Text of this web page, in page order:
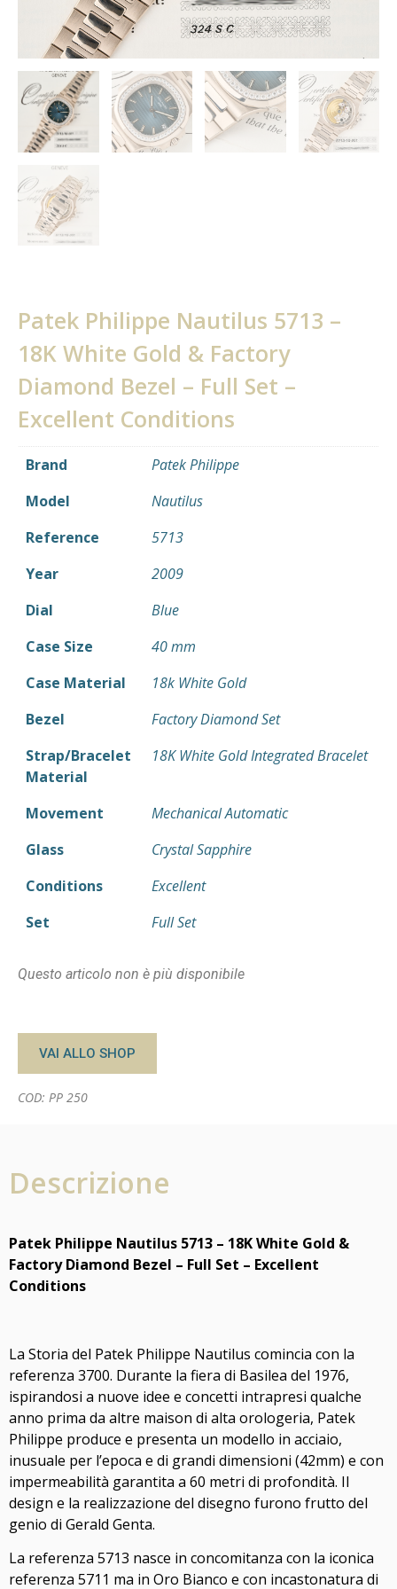
Patek Philippe Nautilus 5713 –
18K White Gold & Factory
Diamond Bezel – Full Set –
Excellent Conditions
Brand
Patek Philippe
Model
Nautilus
Reference
5713
Year
2009
Dial
Blue
Case Size
40 mm
Case Material
18k White Gold
Bezel
Factory Diamond Set
Strap/Bracelet
Material
18K White Gold Integrated Bracelet
Movement
Mechanical Automatic
Glass
Crystal Sapphire
Conditions
Excellent
Set
Full Set
Questo articolo non è più disponibile
VAI ALLO SHOP
COD: PP 250
Descrizione
Patek Philippe Nautilus 5713 – 18K White Gold &
Factory Diamond Bezel – Full Set – Excellent
Conditions
La Storia del Patek Philippe Nautilus comincia con la
referenza 3700. Durante la fiera di Basilea del 1976,
ispirandosi a nuove idee e concetti intrapresi qualche
anno prima da altre maison di alta orologeria, Patek
Philippe produce e presenta un modello in acciaio,
inusuale per l’epoca e di grandi dimensioni (42mm) e con
impermeabilità garantita a 60 metri di profondità. Il
design e la realizzazione del disegno furono frutto del
genio di Gerald Genta.
La referenza 5713 nasce in concomitanza con la iconica
referenza 5711 ma in Oro Bianco e con incastonatura di